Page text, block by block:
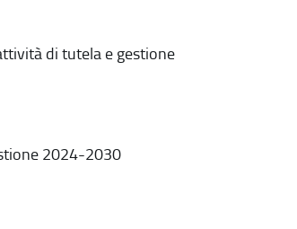
di tutela e gestione
2024-2030